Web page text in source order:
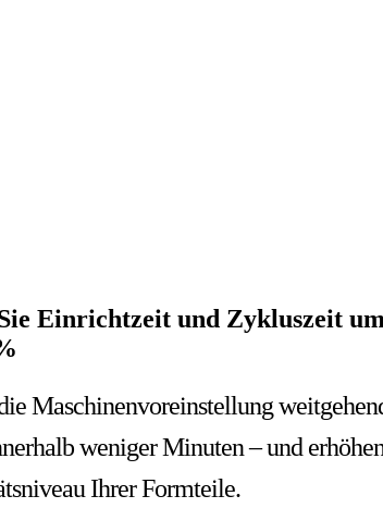
Einrichtzeit und Zykluszeit
Maschinenvoreinstellung
weniger Minuten – und
Ihrer Formteile.